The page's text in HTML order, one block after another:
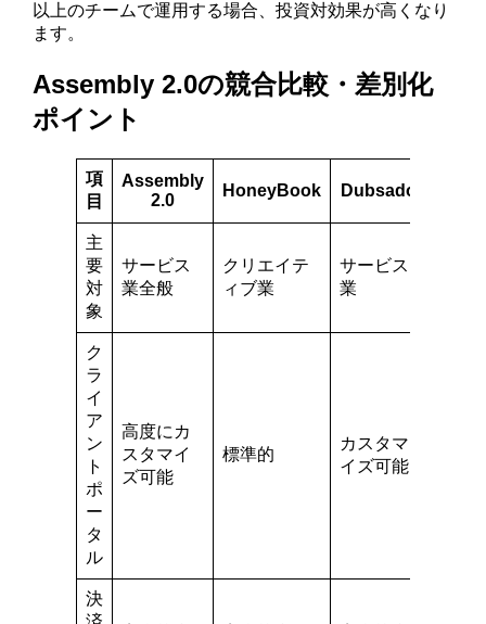
以上のチームで運用する場合、投資対効果が高くなり
ます。
Assembly 2.0の競合比較・差別化
ポイント
項
目
Assembly
2.0
HoneyBook Dubsado
主
要
対
象
サービス
業全般
クリエイテ
ィブ業
サービス
業
ク
ラ
イ
ア
ン
ト
ポ
ー
タ
ル
高度にカ
スタマイ
ズ可能
標準的
カスタマ
イズ可能
決